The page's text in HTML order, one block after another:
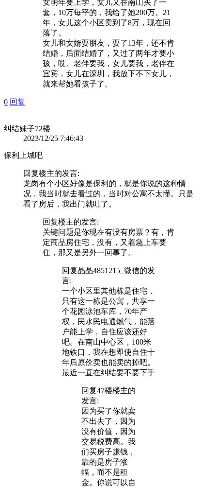
女明年要上学，女儿又在南山买了一
套，10万每平的，我给了她200万。21
年，女儿这个小区卖到了8万，现在回
落了。
女儿和女婿耍朋友，耍了13年，还不肯
结婚，后面结婚了，又过了两年才要小
孩，哎。老伴要我，女儿要我，老伴在
宜宾，女儿在深圳，我放下不下女儿，
就来帮她看孩子了。
0 回复
纠结妹子72楼
2023/12/25 7:46:43
保利上城吧
回复楼主的发言:
龙岗有个小区好像是保利的，就是你说的这种情
况，我当时就去看过的，当时对公寓不太懂。只是
看了房后，我出门就吐了。
回复楼主的发言:
关键问题是你现在有没有房票？有，肯
定商品房住宅，没有，又着急上车要
住，那又是另外一回事了。
回复晶晶4851215_微信的发
言:
一个小区里其他栋是住宅，
只有这一栋是公寓，共享一
个花园泳池车库，70年产
权，民水民电通燃气，能落
户能上学，自住应该还好
吧。在南山中心区，100米
地铁口，我在想即使自住十
年后原价卖也能卖的掉吧。
最近一直在纠结要不要下手
回复47楼楼主的
发言:
因为买了你就卖
不出去了，因为
没有价值，因为
交易税费高。我
们买房子赚钱，
靠的是房子涨
幅，而不是租
金。你说可以自